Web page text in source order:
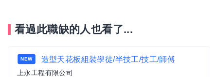
看過此職缺的人也看了...
NEW 造型天花板組裝學徒/半技工/技工/師傅
上永工程有限公司